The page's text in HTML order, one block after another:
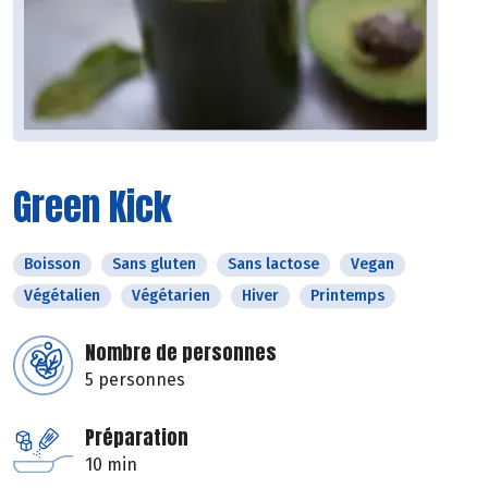
Green Kick
Boisson Sans gluten Sans lactose
Vegan
Végétalien
Végétarien Hiver Printemps
Nombre de personnes
5 personnes
Préparation
10 min